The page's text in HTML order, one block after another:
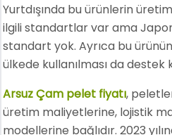
Yurtdışında bu ürünlerin
ilgili standartlar var ama
standart yok. Ayrıca bu
ülkede kullanılması da destek
Arsuz Çam pelet fiyatı,
üretim maliyetlerine, lojistik
modellerine bağlıdır. 2023